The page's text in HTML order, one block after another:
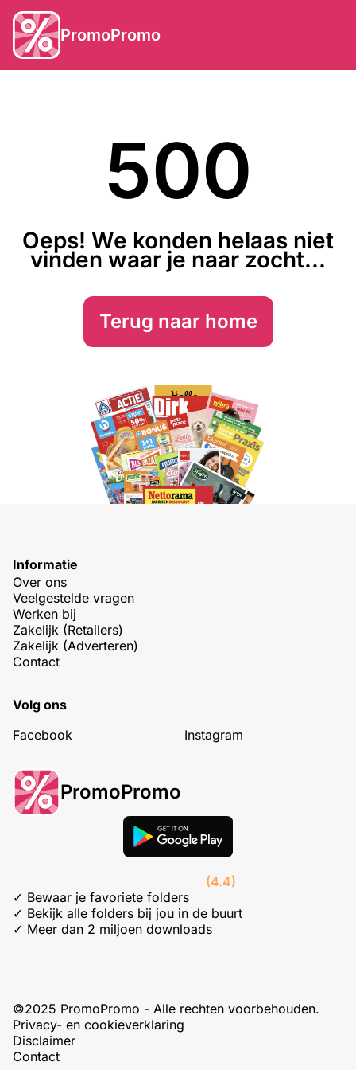
PromoPromo
500
Oeps! We konden helaas niet
vinden waar je naar zocht...
Terug naar home
Informatie
Over ons
Veelgestelde vragen
Werken bij
Zakelijk (Retailers)
Zakelijk (Adverteren)
Contact
Volg ons
Facebook
Instagram
PromoPromo
(4.4)
✓ Bewaar je favoriete folders
✓ Bekijk alle folders bij jou in de buurt
✓ Meer dan 2 miljoen downloads
©2025 PromoPromo - Alle rechten voorbehouden.
Privacy- en cookieverklaring
Disclaimer
Contact